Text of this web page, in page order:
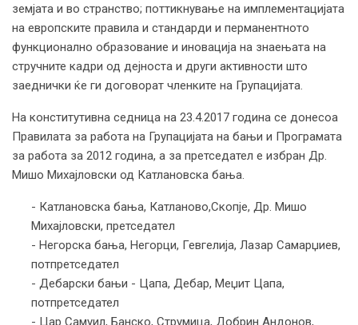
земјата и во странство; поттикнување на имплементацијата
на европските правила и стандарди и перманентното
функционално образование и иновација на знаењата на
стручните кадри од дејноста и други активности што
заеднички ќе ги договорат членките на Групацијата.
На конститутивна седница на 23.4.2017 година се донесоа
Правилата за работа на Групацијата на бањи и Програмата
за работа за 2012 година, а за претседател е избран Др.
Мишо Михајловски од Катлановска бања.
- Катлановска бања, Катланово,Скопје, Др. Мишо
Михајловски, претседател
- Негорска бања, Негорци, Гевгелија, Лазар Самарџиев,
потпретседател
- Дебарски бањи - Цапа, Дебар, Меџит Цапа,
потпретседател
- Цар Самуил, Банско, Струмица, Добрин Андонов,